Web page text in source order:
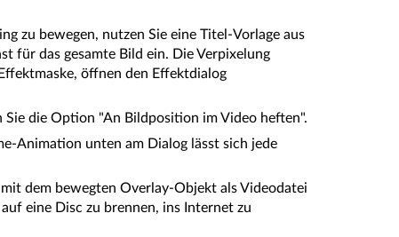
zu bewegen, nutzen Sie eine Titel-Vorlage aus
für das gesamte Bild ein. Die Verpixelung
öffnen den Effektdialog
die Option "An Bildposition im Video heften".
Animation unten am Dialog lässt sich jede
dem bewegten Overlay-Objekt als Videodatei
eine Disc zu brennen, ins Internet zu